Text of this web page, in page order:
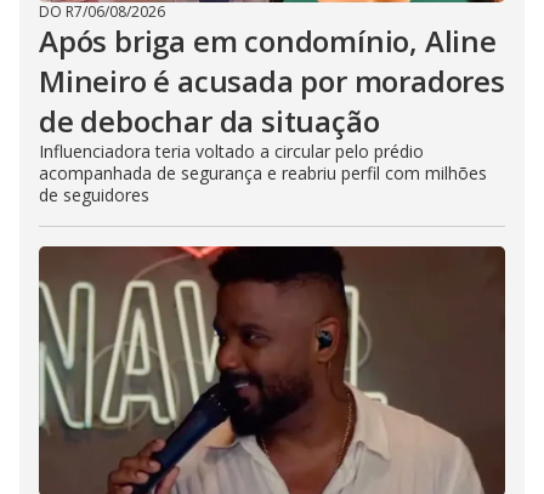
DO R7/06/08/2026
Após briga em condomínio, Aline
Mineiro é acusada por moradores
de debochar da situação
Influenciadora teria voltado a circular pelo prédio
acompanhada de segurança e reabriu perfil com milhões
de seguidores